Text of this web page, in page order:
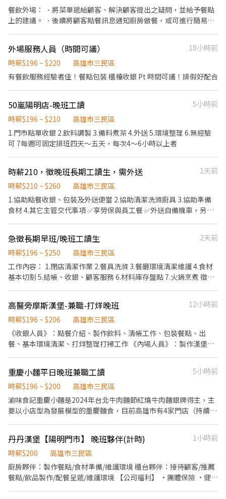
餐飲外場： ．將菜單遞給顧客、解決顧客提出之疑問，並給予餐點
上的建議。 ．後續將顧客點餐訊息通知廚房做餐，或可進行簡易餐
備和餐具。 ．準備不同餐點所需要的食材。 ．協助測量食材的容量
與重量。 ．負責擺盤、打包外帶服務。
外場服務人員（時間可議）
18小時前
時薪$196 ~ $220
高雄市三民區
有餐飲服務經驗者佳！餐點包裝 櫃檯收銀 Pt 時間可議！排假好配合
50嵐陽明店-晚班工讀
5小時前
時薪$196 ~ $210
高雄市三民區
1.門市點單收銀 2.飲料調製 3.備料煮茶 4.外送 5.環境整理 6.無經驗
可 7每週可固定排班四天～五天，每次4～6小時以上者
時薪210，徵晚班長期工讀生，需外送
1天前
時薪$210 ~ $260
高雄市三民區
1.協助點餐收銀、包裝及外送便當 2.協助清潔洗滌廚具 3.協助準備
食材 4.其它主管交代事項 ✅享勞保與員工餐 ✅外送自備機車，另有
急徵長期早班/晚班工讀生
2天前
時薪$196 ~ $250
高雄市三民區
工作內容： 1.閉店清潔作業 2.餐具洗滌 3.餐廳環境清潔維護 4.食材
基本切割 5.結帳、收銀、顧客服務 6.材料庫存盤點 7.火鍋烹煮 徵長
請假，非誠勿擾。 中班時段歡迎讀夜校的學生 ，或是想兼職的人。
高醫旁摩斯漢堡-兼職-打烊晚班
12小時前
時薪$196 ~ $206
高雄市三民區
《收銀人員》：點餐介紹、製作飲料、清帳工作、包裝餐點、出
餐、基本環境清潔、打烊整理打掃工作 《內場人員》：製作漢堡、
重慶小麵平日晚班兼職工讀
5小時前
時薪$196 ~ $200
高雄市三民區
渝味食記重慶小麵是2024年台北牛肉麵節紅燒牛肉麵銀牌得主，主
要以小店型為發展模型的重慶麵食，目前高雄市有4家門店（持續展
夥伴一起加入渝味食記的團隊
丹丹漢堡【陽明門市】 晚班夥伴(計時)
1小時前
時薪$200
高雄市三民區
廚房夥伴：製作餐點/食材準備/維護環境 櫃台夥伴：接待顧客/推薦
餐點/飲品製作/配餐呈遞/維護環境 【公司福利】 •團體保險 •健康